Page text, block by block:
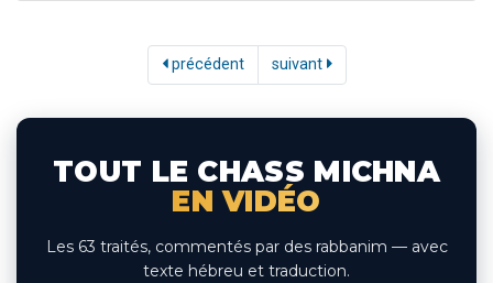
précédent suivant
TOUT LE CHASS MICHNA
EN VIDÉO
Les 63 traités, commentés par des rabbanim — avec
texte hébreu et traduction.